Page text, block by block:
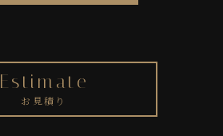
Estimate
お見積り